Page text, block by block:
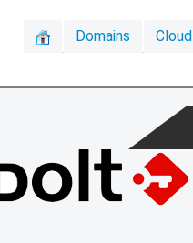
Domains Cloud